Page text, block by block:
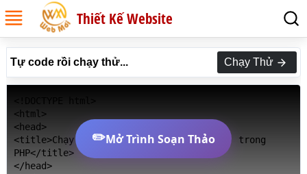
Thiết Kế Website
Tự code rồi chạy thử... Chạy Thử
<html>
<head>
<title>Chạy thử Ví dụ Hàm substr_count() trong
PHP</title>
</head>
✏️Mở Trình Soạn Thảo